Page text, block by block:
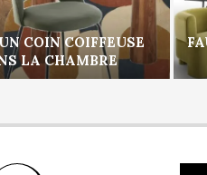
COIN COIFFEUSE
LA CHAMBRE